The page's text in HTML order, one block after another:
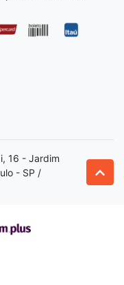
16 - Jardim
- SP /